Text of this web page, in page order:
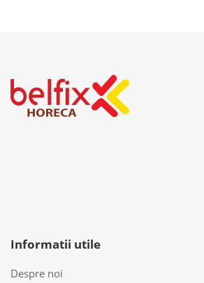
Informatii utile
Despre noi